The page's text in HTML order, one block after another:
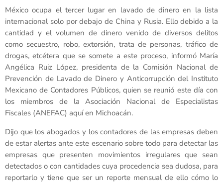
México ocupa el tercer lugar en lavado de dinero en la lista
internacional solo por debajo de China y Rusia. Ello debido a la
cantidad y el volumen de dinero venido de diversos delitos
como secuestro, robo, extorsión, trata de personas, tráfico de
drogas, etcétera que se somete a este proceso, informó María
Angélica Ruiz López, presidenta de la Comisión Nacional de
Prevención de Lavado de Dinero y Anticorrupción del Instituto
Mexicano de Contadores Públicos, quien se reunió este día con
los miembros de la Asociación Nacional de Especialistas
Fiscales (ANEFAC) aquí en Michoacán.
Dijo que los abogados y los contadores de las empresas deben
de estar alertas ante este escenario sobre todo para detectar las
empresas que presenten movimientos irregulares que sean
detectados o con cantidades cuya procedencia sea dudosa, para
reportarlo y tiene que ser un reporte mensual de ello cómo lo